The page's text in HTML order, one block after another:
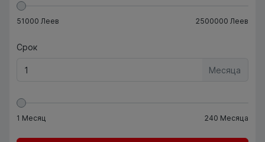
51000 Леев 2500000 Леев
Срок
Месяца
1 Месяц 240 Месяца